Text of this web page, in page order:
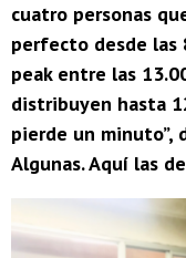
cuatro personas
perfecto desde las
peak entre las
distribuyen hasta
pierde un minuto”,
Algunas. Aquí las